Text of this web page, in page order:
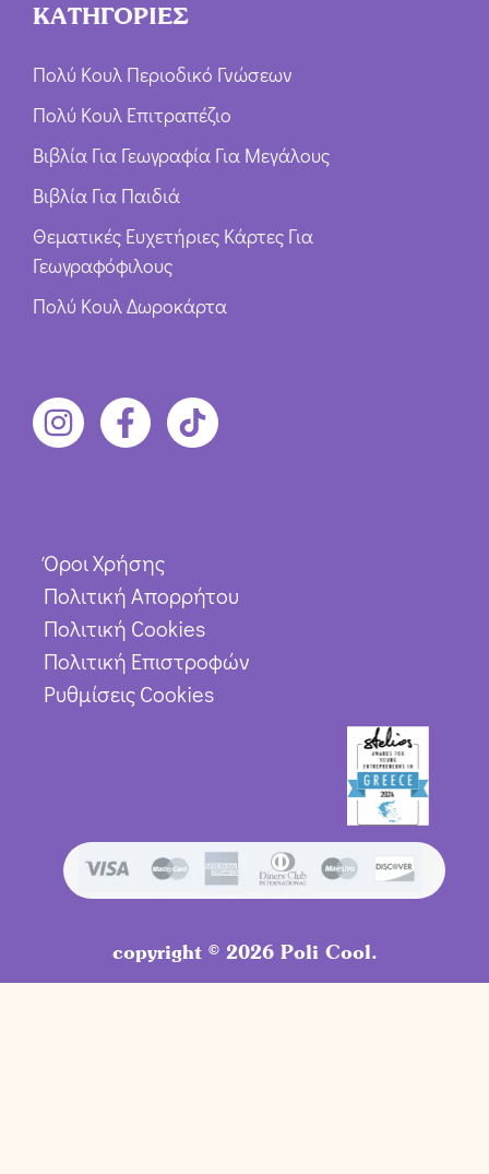
ΚΑΤΗΓΟΡΙΕΣ
Πολύ Κουλ Περιοδικό Γνώσεων
Πολύ Κουλ Επιτραπέζιο
Βιβλία Για Γεωγραφία Για Μεγάλους
Βιβλία Για Παιδιά
Θεματικές Ευχετήριες Κάρτες Για
Γεωγραφόφιλους
Πολύ Κουλ Δωροκάρτα
Όροι Χρήσης
Πολιτική Απορρήτου
Πολιτική Cookies
Πολιτική Επιστροφών
Ρυθμίσεις Cookies
copyright © 2026 Poli Cool.